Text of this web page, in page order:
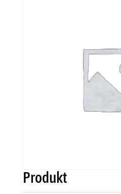
Produkt